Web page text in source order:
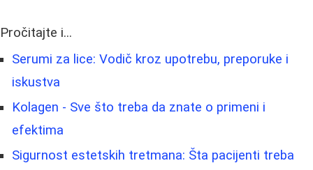
Pročitajte i...
Serumi za lice: Vodič kroz upotrebu, preporuke i
iskustva
Kolagen - Sve što treba da znate o primeni i
efektima
Sigurnost estetskih tretmana: Šta pacijenti treba